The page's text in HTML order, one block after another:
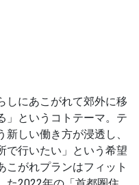
しにあこがれて郊外に移
」というコトテーマ。テ
しい働き方が浸透し、
で行いたい」という希望
こがれプランはフィット